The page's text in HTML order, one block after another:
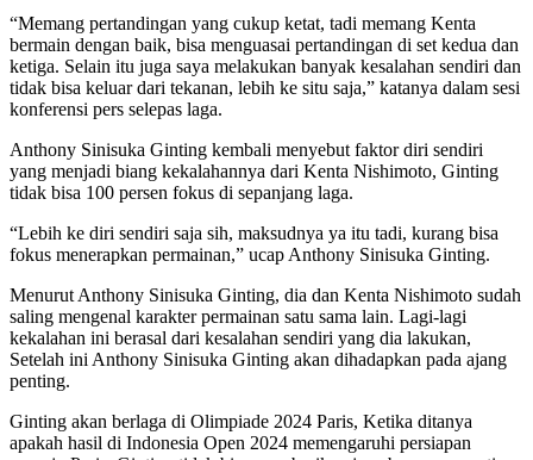
“Memang pertandingan yang cukup ketat, tadi memang Kenta
bermain dengan baik, bisa menguasai pertandingan di set kedua dan
ketiga. Selain itu juga saya melakukan banyak kesalahan sendiri dan
tidak bisa keluar dari tekanan, lebih ke situ saja,” katanya dalam sesi
konferensi pers selepas laga.
Anthony Sinisuka Ginting kembali menyebut faktor diri sendiri
yang menjadi biang kekalahannya dari Kenta Nishimoto, Ginting
tidak bisa 100 persen fokus di sepanjang laga.
“Lebih ke diri sendiri saja sih, maksudnya ya itu tadi, kurang bisa
fokus menerapkan permainan,” ucap Anthony Sinisuka Ginting.
Menurut Anthony Sinisuka Ginting, dia dan Kenta Nishimoto sudah
saling mengenal karakter permainan satu sama lain. Lagi-lagi
kekalahan ini berasal dari kesalahan sendiri yang dia lakukan,
Setelah ini Anthony Sinisuka Ginting akan dihadapkan pada ajang
penting.
Ginting akan berlaga di Olimpiade 2024 Paris, Ketika ditanya
apakah hasil di Indonesia Open 2024 memengaruhi persiapan